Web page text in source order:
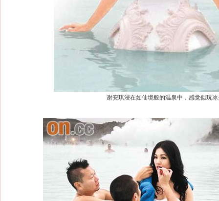
谢安琪浸在如仙境般的温泉中，感觉似玩